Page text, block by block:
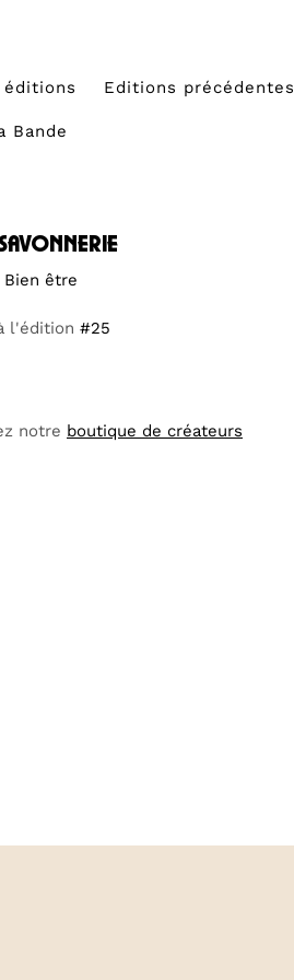
éditions Editions précédentes
Bande
être
l'édition #25
notre boutique de créateurs